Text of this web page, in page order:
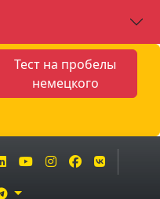
Тест на пробелы
немецкого